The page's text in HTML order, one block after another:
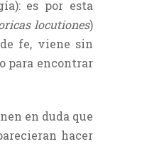
es por esta
locutiones)
fe, viene sin
para encontrar
en duda que
hacer